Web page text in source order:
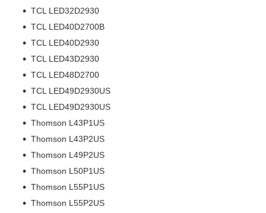
TCL LED32D2930
TCL LED40D2700B
TCL LED40D2930
TCL LED43D2930
TCL LED48D2700
TCL LED49D2930US
TCL LED49D2930US
Thomson L43P1US
Thomson L43P2US
Thomson L49P2US
Thomson L50P1US
Thomson L55P1US
Thomson L55P2US